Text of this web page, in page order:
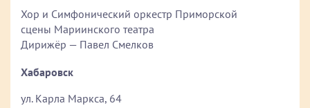
Хор и Симфонический оркестр Приморской
сцены Мариинского театра
Дирижёр — Павел Смелков
Хабаровск
ул. Карла Маркса, 64